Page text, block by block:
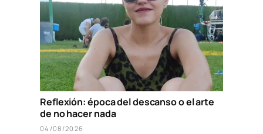
Reflexión: época del descanso o el arte
de no hacer nada
04/08/2026